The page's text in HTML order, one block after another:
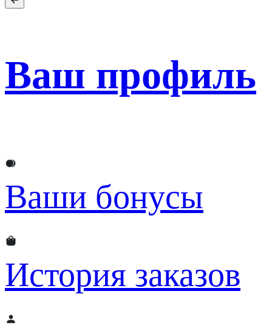
Ваш профиль
Ваши бонусы
История заказов